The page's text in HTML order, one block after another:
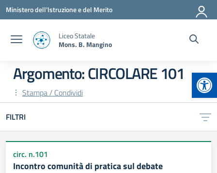
Vai ai contenuti
Vai al menu di navigazione
Vai al footer
Ministero dell'Istruzione e del Merito
Liceo Statale
Mons. B. Mangino
Argomento: CIRCOLARE 101
Stampa / Condividi
FILTRI
circ. n.101
Incontro comunità di pratica sul debate